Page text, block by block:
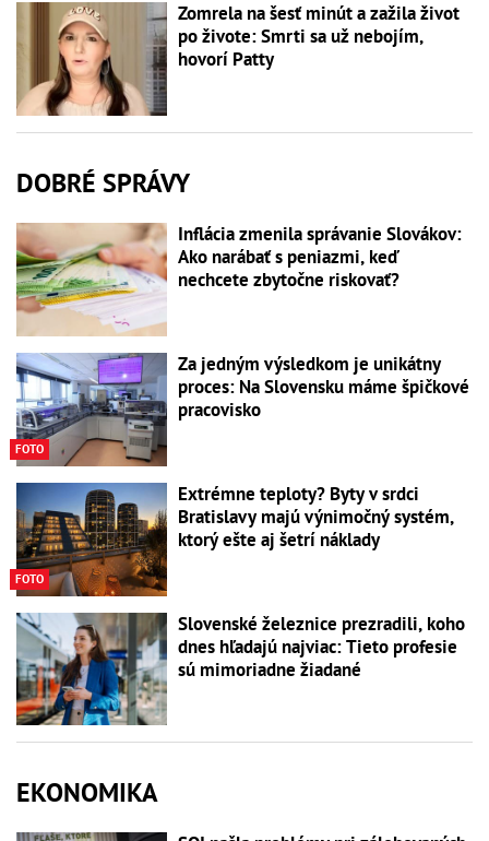
Zomrela na šesť minút a zažila život
po živote: Smrti sa už nebojím,
hovorí Patty
DOBRÉ SPRÁVY
Inflácia zmenila správanie Slovákov:
Ako narábať s peniazmi, keď
nechcete zbytočne riskovať?
FOTO
Za jedným výsledkom je unikátny
proces: Na Slovensku máme špičkové
pracovisko
FOTO
Extrémne teploty? Byty v srdci
Bratislavy majú výnimočný systém,
ktorý ešte aj šetrí náklady
Slovenské železnice prezradili, koho
dnes hľadajú najviac: Tieto profesie
sú mimoriadne žiadané
EKONOMIKA